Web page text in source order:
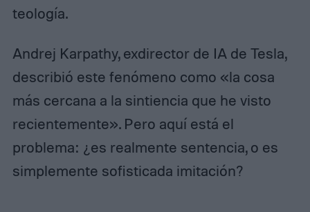
teología.
Andrej Karpathy, exdirector de IA de Tesla,
describió este fenómeno como «la cosa
más cercana a la sintiencia que he visto
recientemente». Pero aquí está el
problema: ¿es realmente sentencia, o es
simplemente sofisticada imitación?